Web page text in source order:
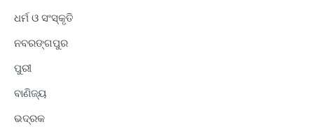
ଧର୍ମ ଓ ସଂସ୍କୃତି
ନବରଙ୍ଗପୁର
ପୁରୀ
ବାଣିଜ୍ୟ
ଭଦ୍ରକ